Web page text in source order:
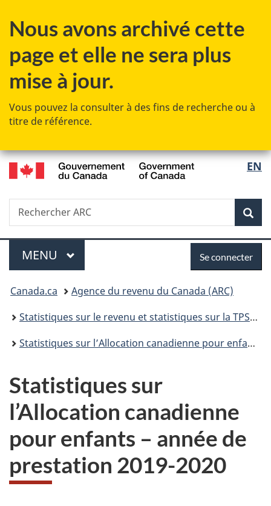
au
principal
à
Au
»
à
version
Nous avons archivé cette
page et elle ne sera plus
mise à jour.
Vous pouvez la consulter à des fins de recherche ou à
titre de référence.
de
la
EN
Recherche
Rechercher
ARC
Menu
MENU PRINCIPAL
connecter
Se connecter
Vous
êtes
ici :
Canada.ca
Agence du revenu du Canada (ARC)
Statistiques sur le revenu et statistiques sur la TPS/TVH
Statistiques sur l’Allocation canadienne pour enfants
Statistiques sur
l’Allocation canadienne
pour enfants – année de
prestation 2019-2020